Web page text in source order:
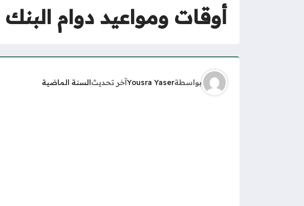
أوقات ومواعيد دوام
بواسطةYousra Yaserآخر تحديثالسنة الماضية